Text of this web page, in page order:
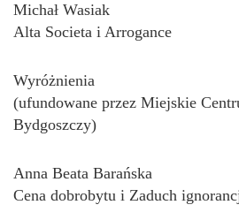
Michał Wasiak
Alta Societa i Arrogance
Wyróżnienia
(ufundowane przez Miejskie
Bydgoszczy)
Anna Beata Barańska
Cena dobrobytu i Zaduch